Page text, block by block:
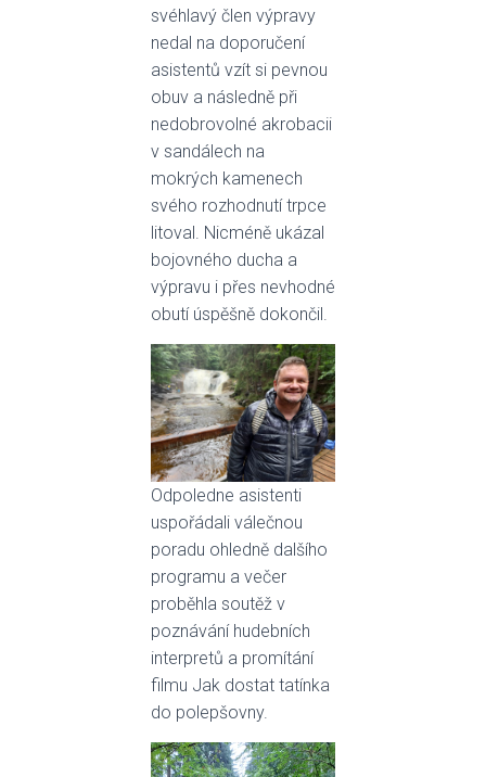
svéhlavý člen výpravy
nedal na doporučení
asistentů vzít si pevnou
obuv a následně při
nedobrovolné akrobacii
v sandálech na
mokrých kamenech
svého rozhodnutí trpce
litoval. Nicméně ukázal
bojovného ducha a
výpravu i přes nevhodné
obutí úspěšně dokončil.
Odpoledne asistenti
uspořádali válečnou
poradu ohledně dalšího
programu a večer
proběhla soutěž v
poznávání hudebních
interpretů a promítání
filmu Jak dostat tatínka
do polepšovny.